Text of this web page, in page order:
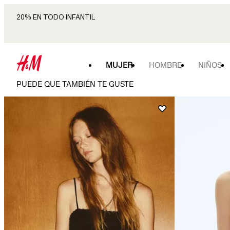
20% EN TODO INFANTIL
MUJER HOMBRE NIÑOS
PUEDE QUE TAMBIÉN TE GUSTE